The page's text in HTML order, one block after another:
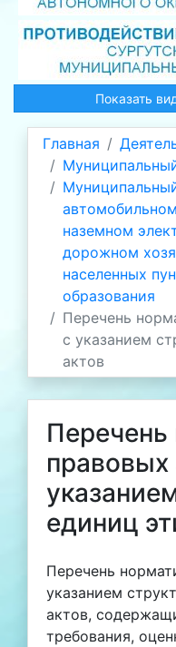
Показать
Главная
наземном
дорожном
населенных
образования
Перечень
с указанием
актов
правовых
единиц
Перечень
указанием
актов,
требования,